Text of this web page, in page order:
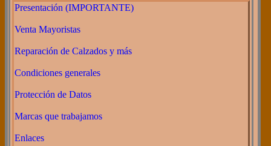
Presentación (IMPORTANTE)
Venta Mayoristas
Reparación de Calzados y más
Condiciones generales
Protección de Datos
Marcas que trabajamos
Enlaces